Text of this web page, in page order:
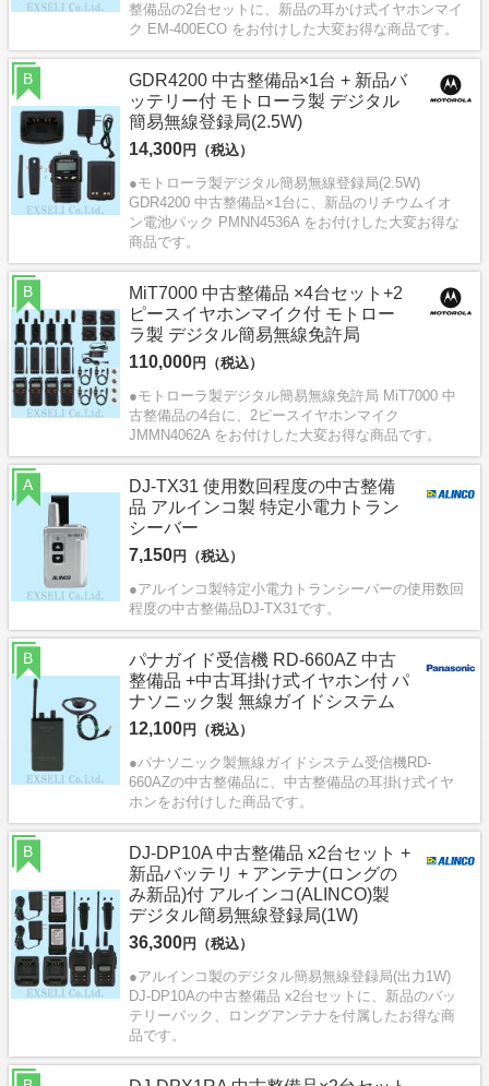
整備品の2台セットに、新品の耳かけ式イヤホンマイ
ク EM-400ECO をお付けした大変お得な商品です。
GDR4200 中古整備品×1台 + 新品バ
ッテリー付 モトローラ製 デジタル
簡易無線登録局(2.5W)
14,300円（税込）
●モトローラ製デジタル簡易無線登録局(2.5W)
GDR4200 中古整備品×1台に、新品のリチウムイオ
ン電池パック PMNN4536A をお付けした大変お得な
商品です。
B
MiT7000 中古整備品 ×4台セット+2
ピースイヤホンマイク付 モトロー
ラ製 デジタル簡易無線免許局
110,000円（税込）
●モトローラ製デジタル簡易無線免許局 MiT7000 中
古整備品の4台に、2ピースイヤホンマイク
JMMN4062A をお付けした大変お得な商品です。
B
DJ-TX31 使用数回程度の中古整備
品 アルインコ製 特定小電力トラン
シーバー
7,150円（税込）
●アルインコ製特定小電力トランシーバーの使用数回
程度の中古整備品DJ-TX31です。
A
パナガイド受信機 RD-660AZ 中古
整備品 +中古耳掛け式イヤホン付 パ
ナソニック製 無線ガイドシステム
12,100円（税込）
●パナソニック製無線ガイドシステム受信機RD-
660AZの中古整備品に、中古整備品の耳掛け式イヤ
ホンをお付けした商品です。
B
DJ-DP10A 中古整備品 x2台セット +
新品バッテリ + アンテナ(ロングの
み新品)付 アルインコ(ALINCO)製
デジタル簡易無線登録局(1W)
36,300円（税込）
●アルインコ製のデジタル簡易無線登録局(出力1W)
DJ-DP10Aの中古整備品 x2台セットに、新品のバッ
テリーパック、ロングアンテナを付属したお得な商
品です。
B